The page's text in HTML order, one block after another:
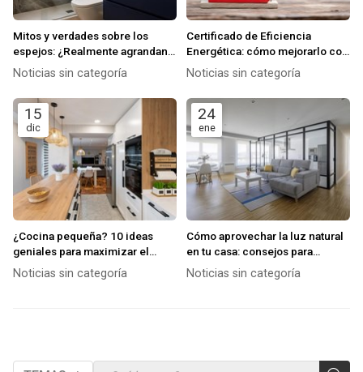
Mitos y verdades sobre los
espejos: ¿Realmente agrandan
el espacio?
Noticias sin categoría
Certificado de Eficiencia
Energética: cómo mejorarlo con
una buena reforma
Noticias sin categoría
15
dic
¿Cocina pequeña? 10 ideas
geniales para maximizar el
espacio y el almacenamiento
Noticias sin categoría
24
ene
Cómo aprovechar la luz natural
en tu casa: consejos para
mejorar la iluminación y el
Noticias sin categoría